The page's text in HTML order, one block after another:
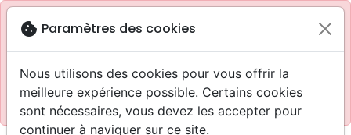
blockSite réservé aux professionnels
Accès pour les professionnels : Se connecter
Site pour le grand public : La Maison de la Bible
cookie Paramètres des cookies
Nous utilisons des cookies pour vous offrir la
meilleure expérience possible. Certains cookies
sont nécessaires, vous devez les accepter pour
continuer à naviguer sur ce site.